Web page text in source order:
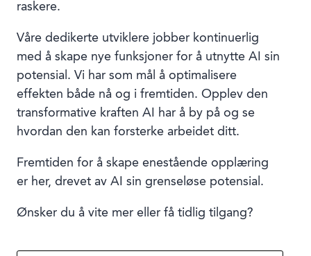
raskere.
Våre dedikerte utviklere jobber kontinuerlig
med å skape nye funksjoner for å utnytte AI sin
potensial. Vi har som mål å optimalisere
effekten både nå og i fremtiden. Opplev den
transformative kraften AI har å by på og se
hvordan den kan forsterke arbeidet ditt.
Fremtiden for å skape enestående opplæring
er her, drevet av AI sin grenseløse potensial.
Ønsker du å vite mer eller få tidlig tilgang?